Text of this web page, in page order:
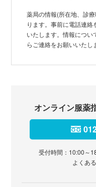
薬局の情報(所在地、診
ります。事前に電話連
いたします。情報につ
らご連絡をお願いいたし
オンライン服薬
受付時間：10:00～
よくあ